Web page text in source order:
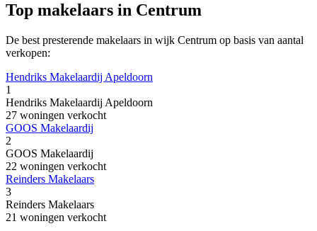
Top makelaars in Centrum
De best presterende makelaars in wijk Centrum op basis van aantal
verkopen:
Hendriks Makelaardij Apeldoorn
1
Hendriks Makelaardij Apeldoorn
27 woningen verkocht
GOOS Makelaardij
2
GOOS Makelaardij
22 woningen verkocht
Reinders Makelaars
3
Reinders Makelaars
21 woningen verkocht